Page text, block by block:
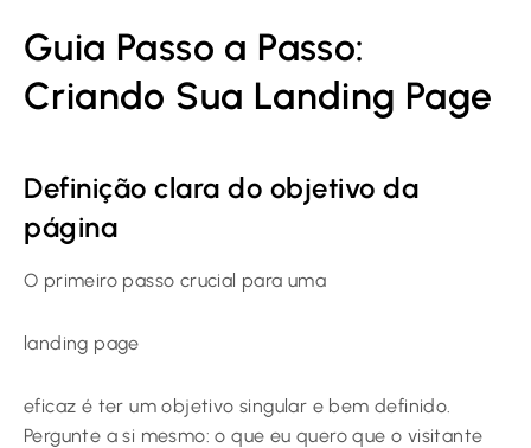
Guia Passo a Passo:
Criando Sua Landing Page
Definição clara do objetivo da
página
O primeiro passo crucial para uma
landing page
eficaz é ter um objetivo singular e bem definido.
Pergunte a si mesmo: o que eu quero que o visitante